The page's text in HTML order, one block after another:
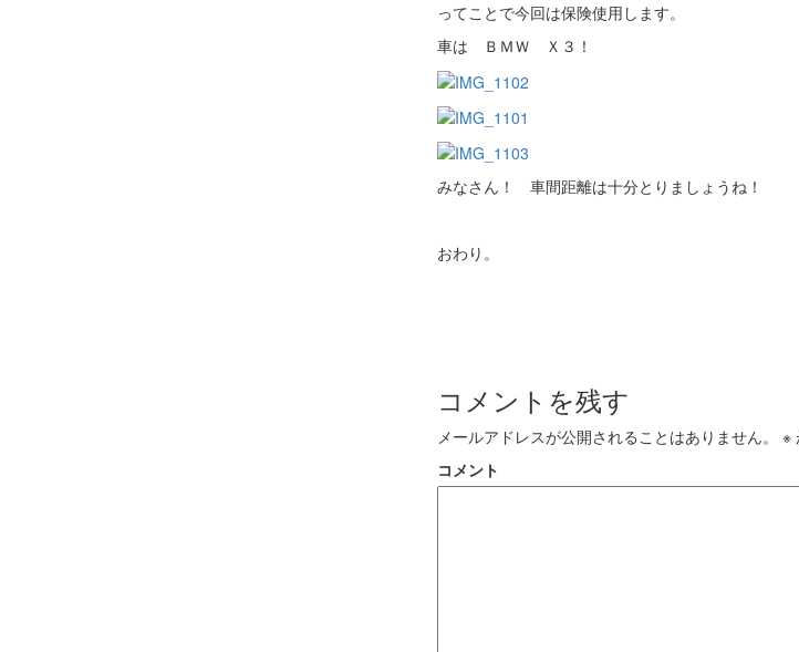
ってことで今回は保険使用します。
車は ＢＭＷ Ｘ３！
みなさん！ 車間距離は十分とりましょうね！
おわり。
コメントを残す
メールアドレスが公開されることはありません。 ※
コメント